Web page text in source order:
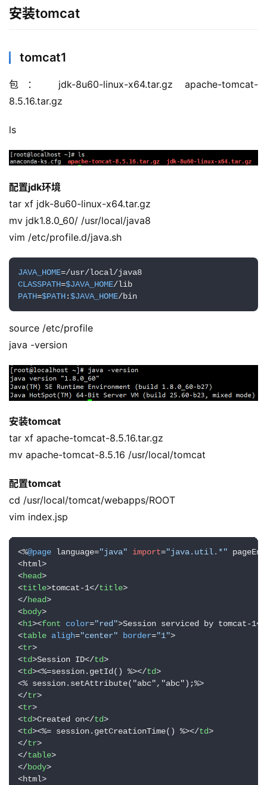
安装tomcat
tomcat1
包： jdk-8u60-linux-x64.tar.gz apache-tomcat-
8.5.16.tar.gz
ls
配置jdk环境
tar xf jdk-8u60-linux-x64.tar.gz
mv jdk1.8.0_60/ /usr/local/java8
vim /etc/profile.d/java.sh
JAVA_HOME
CLASSPATH=$JAVA_HOME
PATH=$PATH:$JAVA_HOME/bin
source /etc/profile
java -version
安装tomcat
tar xf apache-tomcat-8.5.16.tar.gz
mv apache-tomcat-8.5.16 /usr/local/tomcat
配置tomcat
cd /usr/local/tomcat/webapps/ROOT
vim index.jsp
<%@page language="java" import="java.util.*"
<head>
<title>tomcat-1</title>
</head>
<body>
<h1><font color="red">Session serviced by tomcat-1</
<table aligh="center" border="1">
<tr>
<td>Session ID</td>
<td><%=session.getId() %></td>
</tr>
<tr>
<td>Created on</td>
<td><%= session.getCreationTime() %></td>
</tr>
</table>
</body>
<html>